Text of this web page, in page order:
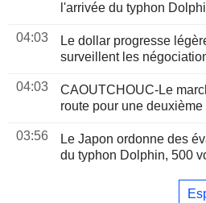
l'arrivée du typhon
04:03
Le dollar progresse
surveillent les
04:03
CAOUTCHOUC-Le
route pour une
03:56
Le Japon ordonne des
du typhon Dolphin, 500